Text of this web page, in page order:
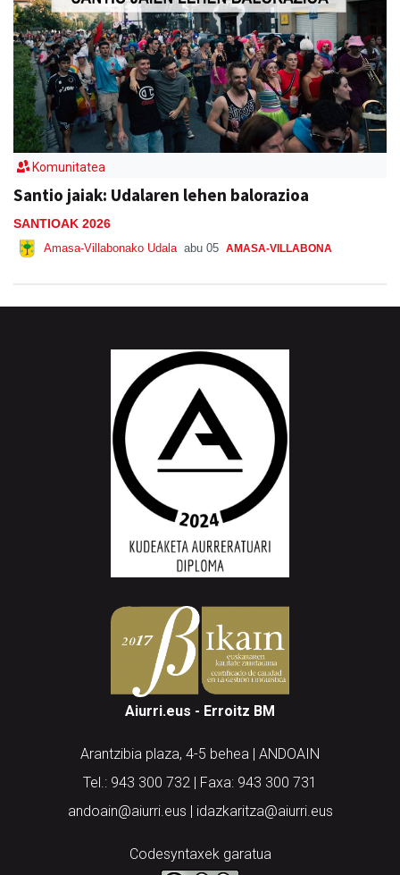
Komunitatea
Santio jaiak: Udalaren lehen balorazioa
SANTIOAK 2026
Amasa-Villabonako Udala abu 05 AMASA-VILLABONA
Aiurri.eus - Erroitz BM
Arantzibia plaza, 4-5 behea | ANDOAIN
Tel.: 943 300 732 | Faxa: 943 300 731
andoain@aiurri.eus | idazkaritza@aiurri.eus
Codesyntaxek garatua